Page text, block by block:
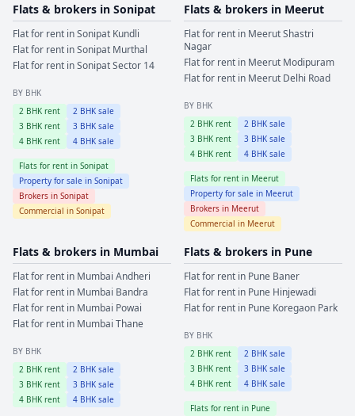
Flats & brokers in Sonipat
Flat for rent inSonipat Kundli
Flat for rent inSonipat Murthal
Flat for rent inSonipatSector 14
BY BHK
2 BHK rent 2 BHK sale
3 BHK rent 3 BHK sale
4 BHK rent 4 BHK sale
Flats for rent in Sonipat
Property for sale in Sonipat
Brokers in Sonipat
Commercial in Sonipat
Flats & brokers in Meerut
Flat for rent in MeerutShastri
Nagar
Flat for rent in Meerut Modipuram
Flat for rent in Meerut Delhi Road
BY BHK
2 BHK rent 2 BHK sale
3 BHK rent 3 BHK sale
4 BHK rent 4 BHK sale
Flats for rent in Meerut
Property for sale in Meerut
Brokers in Meerut
Commercial in Meerut
Flats & brokers in Mumbai
Flat for rent in Mumbai Andheri
Flat for rent in Mumbai Bandra
Flat for rent in Mumbai Powai
Flat for rent in Mumbai Thane
BY BHK
2 BHK rent 2 BHK sale
3 BHK rent 3 BHK sale
4 BHK rent 4 BHK sale
Flats & brokers in Pune
Flat for rent in Pune Baner
Flat for rent in Pune Hinjewadi
Flat for rent in Pune Koregaon Park
BY BHK
2 BHK rent 2 BHK sale
3 BHK rent 3 BHK sale
4 BHK rent 4 BHK sale
Flats for rent in Pune